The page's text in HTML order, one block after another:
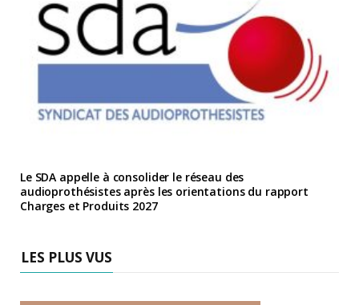
Le SDA appelle à consolider le réseau des
audioprothésistes après les orientations du rapport
Charges et Produits 2027
LES PLUS VUS